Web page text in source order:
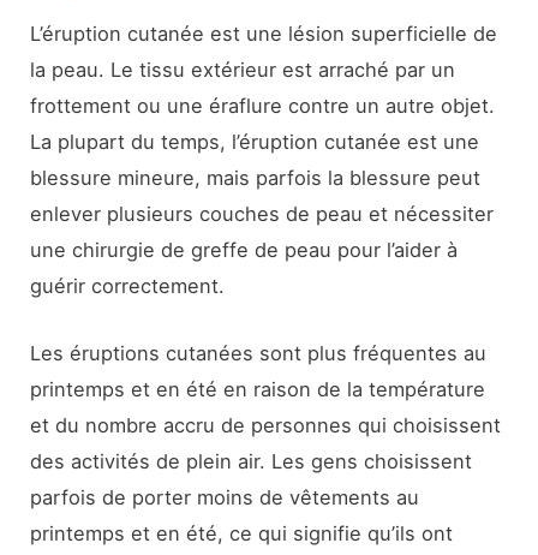
L’éruption cutanée est une lésion superficielle de
la peau. Le tissu extérieur est arraché par un
frottement ou une éraflure contre un autre objet.
La plupart du temps, l’éruption cutanée est une
blessure mineure, mais parfois la blessure peut
enlever plusieurs couches de peau et nécessiter
une chirurgie de greffe de peau pour l’aider à
guérir correctement.
Les éruptions cutanées sont plus fréquentes au
printemps et en été en raison de la température
et du nombre accru de personnes qui choisissent
des activités de plein air. Les gens choisissent
parfois de porter moins de vêtements au
printemps et en été, ce qui signifie qu’ils ont